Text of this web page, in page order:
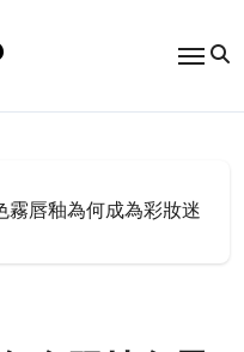
霧唇釉為何成為彩妝迷